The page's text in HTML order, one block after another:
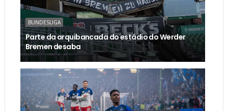
BUNDESLIGA
Parte da arquibancada do estádio do Werder
Bremen desaba